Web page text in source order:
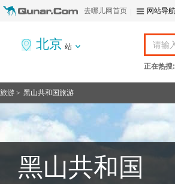
去哪儿网首页 网站导航
北京 站
正在热搜:
旅游 > 黑山共和国旅游
黑山共和国